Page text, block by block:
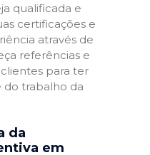
qualificada e
certificações e
através de
referências e
para ter
do trabalho da
da
em